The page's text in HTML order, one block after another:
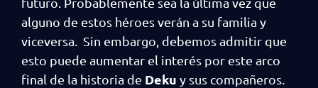
alguno de estos héroes verán a su familia y
viceversa. Sin embargo, debemos admitir que
esto puede aumentar el interés por este arco
final de la historia de Deku y sus compañeros.